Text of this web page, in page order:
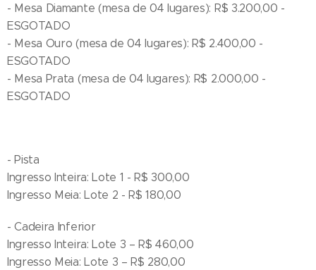
- Mesa Diamante (mesa de 04 lugares): R$ 3.200,00 -
ESGOTADO
- Mesa Ouro (mesa de 04 lugares): R$ 2.400,00 -
ESGOTADO
- Mesa Prata (mesa de 04 lugares): R$ 2.000,00 -
ESGOTADO
- Pista
Ingresso Inteira: Lote 1 - R$ 300,00
Ingresso Meia: Lote 2 - R$ 180,00
- Cadeira Inferior
Ingresso Inteira: Lote 3 – R$ 460,00
Ingresso Meia: Lote 3 – R$ 280,00